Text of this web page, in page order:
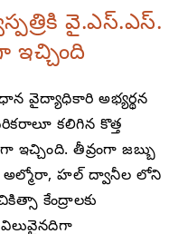
వై.ఎస్.ఎస్.
ఇచ్చింది
వైద్యాధికారి అభ్యర్థన
కలిగిన కొత్త
ఇచ్చింది. తీవ్రంగా జబ్బు
అల్మోరా, హల్ ద్వానీల లోని
కేంద్రాలకు